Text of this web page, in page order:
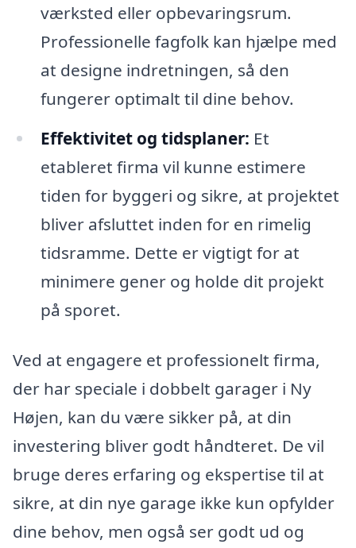
værksted eller opbevaringsrum.
Professionelle fagfolk kan hjælpe med
at designe indretningen, så den
fungerer optimalt til dine behov.
Effektivitet og tidsplaner: Et
etableret firma vil kunne estimere
tiden for byggeri og sikre, at projektet
bliver afsluttet inden for en rimelig
tidsramme. Dette er vigtigt for at
minimere gener og holde dit projekt
på sporet.
Ved at engagere et professionelt firma,
der har speciale i dobbelt garager i Ny
Højen, kan du være sikker på, at din
investering bliver godt håndteret. De vil
bruge deres erfaring og ekspertise til at
sikre, at din nye garage ikke kun opfylder
dine behov, men også ser godt ud og